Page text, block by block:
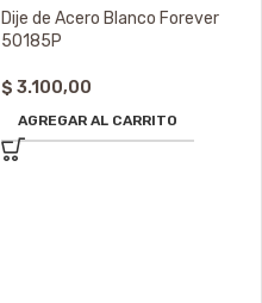
Dije de Acero Blanco Forever
50185P
$ 3.100,00
AGREGAR AL CARRITO